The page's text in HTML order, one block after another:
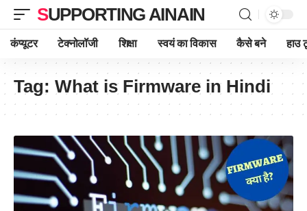
SUPPORTING AINAIN
कंप्यूटर टेक्नोलॉजी शिक्षा स्वयं का विकास कैसे बने हाउ
Tag: What is Firmware in Hindi